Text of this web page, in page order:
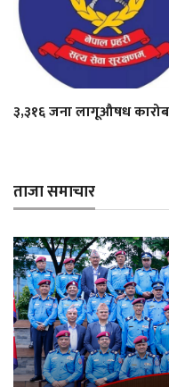
३,३१६ जना लागूऔषध
ताजा समाचार